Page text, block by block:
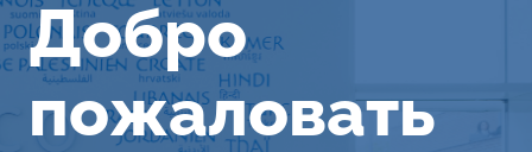
Добро
пожаловать